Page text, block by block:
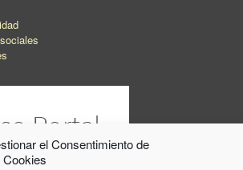
el Consentimiento de
Cookies